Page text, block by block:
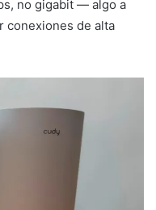
no gigabit — algo a
conexiones de alta